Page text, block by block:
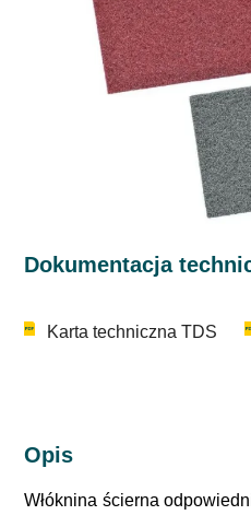
Dokumentacja
Karta techniczna TDS
Opis
Włóknina ścierna